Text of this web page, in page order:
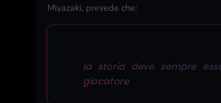
Miyazaki, prevede che:
la storia deve sempre
giocatore